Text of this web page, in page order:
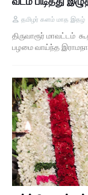
தமிழர் களம் மாத இதழ்
திருவாரூர் மாவட்டம்
பழமை வாய்ந்த